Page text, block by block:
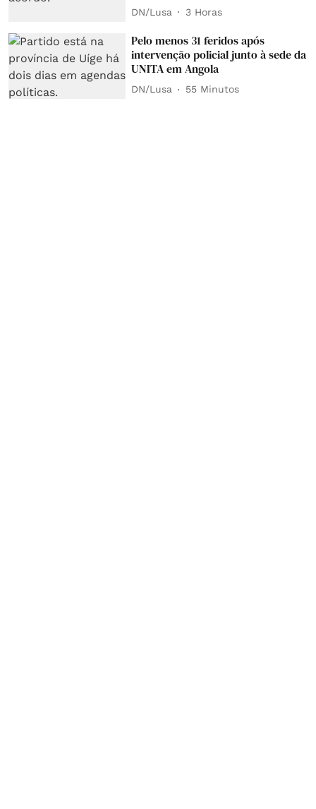
DN/Lusa 3 Horas
Pelo menos 31 feridos após
intervenção policial junto à sede da
UNITA em Angola
DN/Lusa 55 Minutos